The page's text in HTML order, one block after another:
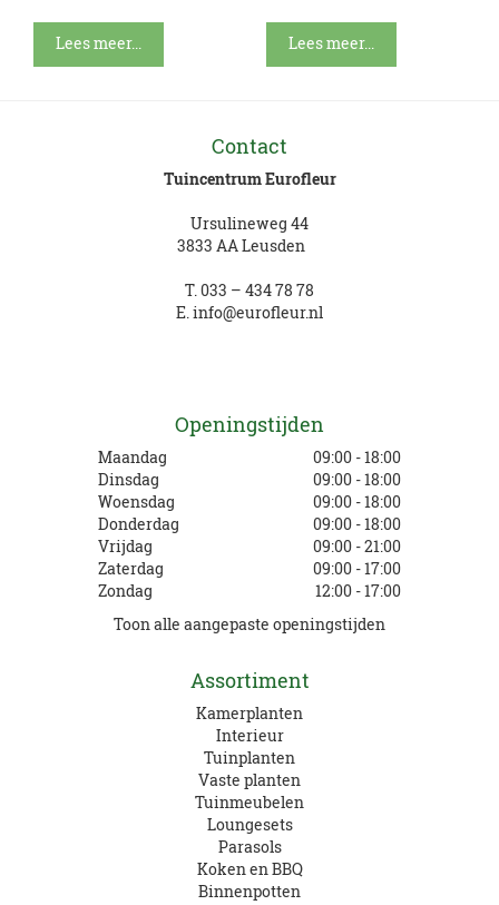
Lees meer... Lees meer...
Contact
Tuincentrum Eurofleur
Ursulineweg 44
3833 AA Leusden
T. 033 – 434 78 78
E. info@eurofleur.nl
Openingstijden
Maandag
09:00 - 18:00
Dinsdag
09:00 - 18:00
Woensdag
09:00 - 18:00
Donderdag
09:00 - 18:00
Vrijdag
09:00 - 21:00
Zaterdag
09:00 - 17:00
Zondag
12:00 - 17:00
Toon alle aangepaste openingstijden
Assortiment
Kamerplanten
Interieur
Tuinplanten
Vaste planten
Tuinmeubelen
Loungesets
Parasols
Koken en BBQ
Binnenpotten